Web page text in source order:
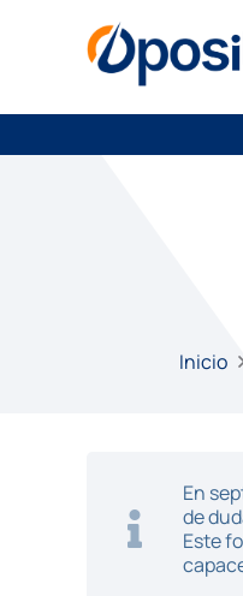
Inicio
En
de
Este